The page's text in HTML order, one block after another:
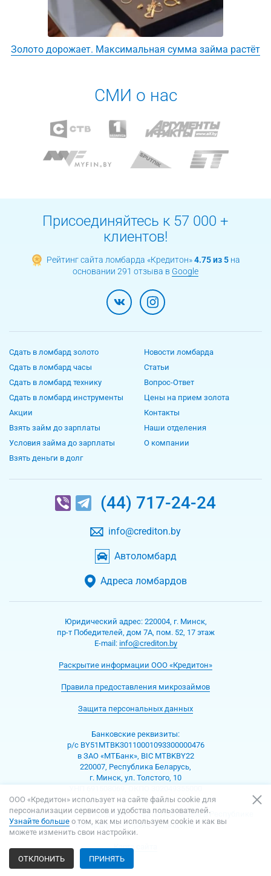
Золото дорожает. Максимальная сумма займа растёт
СМИ о нас
Присоединяйтесь к 57 000 +
клиентов!
Рейтинг сайта ломбарда «Кредитон»4.75 из 5 на
основании 291 отзыва в Google
Сдать в ломбард золото
Сдать в ломбард часы
Сдать в ломбард технику
Сдать в ломбард инструменты
Акции
Взять займ до зарплаты
Условия займа до зарплаты
Взять деньги в долг
Новости ломбарда
Статьи
Вопрос-Ответ
Цены на прием золота
Контакты
Наши отделения
О компании
(44) 717-24-24
info@crediton.by
Автоломбард
Адреса ломбардов
Юридический адрес: 220004, г. Минск,
пр-т Победителей, дом 7А, пом. 52, 17 этаж
Е-mаil: info@crediton.by
Раскрытие информации ООО «Кредитон»
Правила предоставления микрозаймов
Защита персональных данных
Банковские реквизиты:
р/с BY51MTBK30110001093300000476
в ЗАО «МТБанк», BIC MTBKBY22
220007, Республика Беларусь,
г. Минск, ул. Толстого, 10
© 2013 – 2026 ООО «Кредитон» — Сеть ломбардов в Республике
Беларусь. Все права защищены.
Карта сайта
ООО «Кредитон» использует на сайте файлы cookie для
персонализации сервисов и удобства пользователей.
Узнайте больше о том, как мы используем cookie и как вы
можете изменить свои настройки.
ПРИНЯТЬ
ОТКЛОНИТЬ